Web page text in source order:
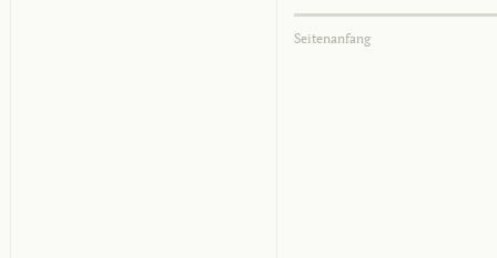
Seitenanfang